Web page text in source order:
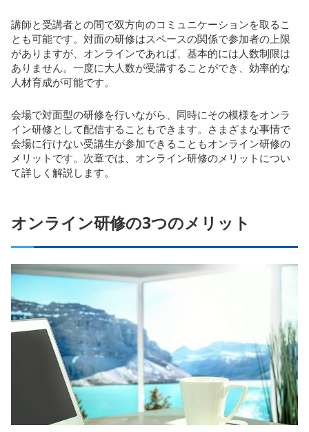
講師と受講者との間で双方向のコミュニケーションを取るこ
とも可能です。対面の研修はスペースの関係で参加者の上限
がありますが、オンラインであれば、基本的には人数制限は
ありません。一度に大人数が受講することができ、効率的な
人材育成が可能です。
会場で対面型の研修を行いながら、同時にその模様をオンラ
イン研修として配信することもできます。さまざまな事情で
会場に行けない受講生が参加できることもオンライン研修の
メリットです。次章では、オンライン研修のメリットについ
て詳しく解説します。
オンライン研修の3つのメリット